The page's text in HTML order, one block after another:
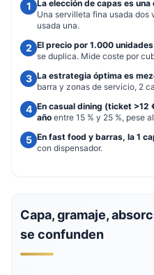
La elección de capas es
Una servilleta fina usada dos
usada una.
El precio por 1.000
se duplica. Mide coste por
La estrategia óptima es
barra y zonas de servicio, 2
En casual dining (ticket >12
año entre 15 % y 25 %, pese
En fast food y barras, la 1
con dispensador.
Capa, gramaje,
se confunden